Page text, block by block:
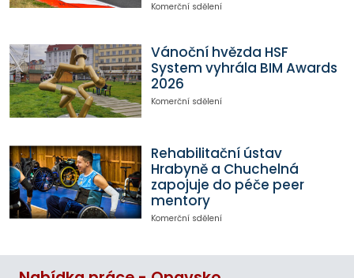
Komerční sdělení
Vánoční hvězda HSF
System vyhrála BIM Awards
2026
Komerční sdělení
Rehabilitační ústav
Hrabyně a Chuchelná
zapojuje do péče peer
mentory
Komerční sdělení